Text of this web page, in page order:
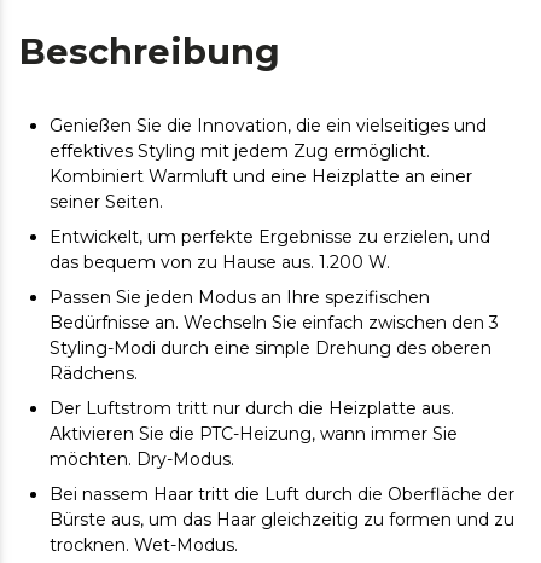
Beschreibung
Genießen Sie die Innovation, die ein vielseitiges und
effektives Styling mit jedem Zug ermöglicht.
Kombiniert Warmluft und eine Heizplatte an einer
seiner Seiten.
Entwickelt, um perfekte Ergebnisse zu erzielen, und
das bequem von zu Hause aus. 1.200 W.
Passen Sie jeden Modus an Ihre spezifischen
Bedürfnisse an. Wechseln Sie einfach zwischen den 3
Styling-Modi durch eine simple Drehung des oberen
Rädchens.
Der Luftstrom tritt nur durch die Heizplatte aus.
Aktivieren Sie die PTC-Heizung, wann immer Sie
möchten. Dry-Modus.
Bei nassem Haar tritt die Luft durch die Oberfläche der
Bürste aus, um das Haar gleichzeitig zu formen und zu
trocknen. Wet-Modus.